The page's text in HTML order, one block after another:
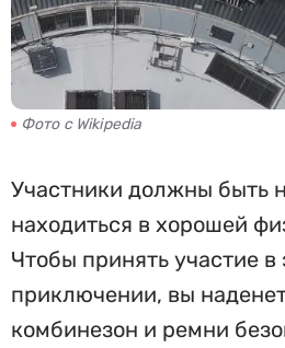
Фото с Wikipedia
Участники должны быть
находиться в хорошей
Чтобы принять участие
приключении, вы
комбинезон и ремни